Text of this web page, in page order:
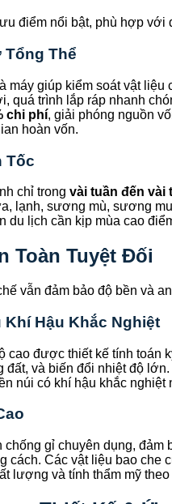
điểm nổi bật, phù hợp
Thể
máy giúp kiểm soát vật
quá trình lắp ráp nhanh
chi phí, giải phóng nguồn
hoàn vốn.
Tốc
chỉ trong vài tuần đến vài
lạnh, sương mù, sương
du lịch cần kịp mùa cao
Toàn Tuyệt Đối
vẫn đảm bảo độ bền và
Hậu Khắc Nghiệt
cao được thiết kế tính
đất, và biến đổi nhiệt độ
núi có khí hậu khắc nghiệt
gỉ chuyên dụng, đảm
cách. Các vật liệu bao
lượng và tính thẩm mỹ